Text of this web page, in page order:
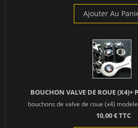
Ajouter Au
BOUCHON VALVE DE ROUE (X4)+
bouchons de valve de roue (x4)
10,00 € TTC